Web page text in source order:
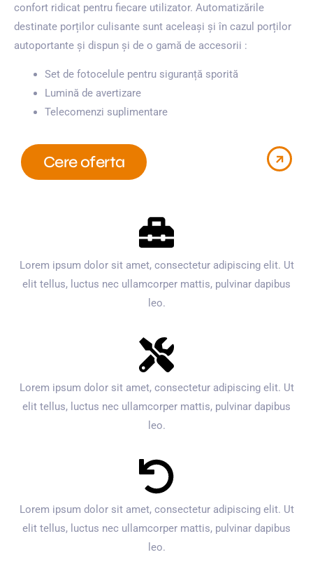
confort ridicat pentru fiecare utilizator. Automatizările
destinate porților culisante sunt aceleași și în cazul porților
autoportante și dispun și de o gamă de accesorii :
Set de fotocelule pentru siguranță sporită
Lumină de avertizare
Telecomenzi suplimentare
Cere oferta
Lorem ipsum dolor sit amet, consectetur adipiscing elit. Ut
elit tellus, luctus nec ullamcorper mattis, pulvinar dapibus
leo.
Lorem ipsum dolor sit amet, consectetur adipiscing elit. Ut
elit tellus, luctus nec ullamcorper mattis, pulvinar dapibus
leo.
Lorem ipsum dolor sit amet, consectetur adipiscing elit. Ut
elit tellus, luctus nec ullamcorper mattis, pulvinar dapibus
leo.